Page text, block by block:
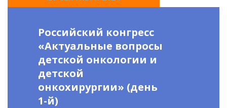
Российский конгресс
«Актуальные вопросы
детской онкологии и
детской
онкохирургии» (день
1-й)